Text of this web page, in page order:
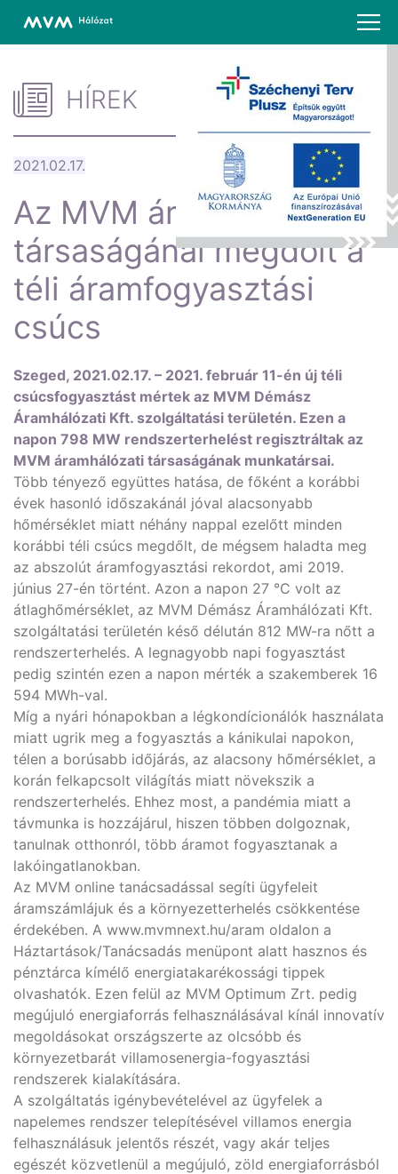
HÍREK
2021.02.17.
Az MVM áramhálózati
társaságánál megdőlt a
téli áramfogyasztási
csúcs
Szeged, 2021.02.17. – 2021. február 11-én új téli
csúcsfogyasztást mértek az MVM Démász
Áramhálózati Kft. szolgáltatási területén. Ezen a
napon 798 MW rendszerterhelést regisztráltak az
MVM áramhálózati társaságának munkatársai.
Több tényező együttes hatása, de főként a korábbi
évek hasonló időszakánál jóval alacsonyabb
hőmérséklet miatt néhány nappal ezelőtt minden
korábbi téli csúcs megdőlt, de mégsem haladta meg
az abszolút áramfogyasztási rekordot, ami 2019.
június 27-én történt. Azon a napon 27 °C volt az
átlaghőmérséklet, az MVM Démász Áramhálózati Kft.
szolgáltatási területén késő délután 812 MW-ra nőtt a
rendszerterhelés. A legnagyobb napi fogyasztást
pedig szintén ezen a napon mérték a szakemberek 16
594 MWh-val.
Míg a nyári hónapokban a légkondícionálók használata
miatt ugrik meg a fogyasztás a kánikulai napokon,
télen a borúsabb időjárás, az alacsony hőmérséklet, a
korán felkapcsolt világítás miatt növekszik a
rendszerterhelés. Ehhez most, a pandémia miatt a
távmunka is hozzájárul, hiszen többen dolgoznak,
tanulnak otthonról, több áramot fogyasztanak a
lakóingatlanokban.
Az MVM online tanácsadással segíti ügyfeleit
áramszámlájuk és a környezetterhelés csökkentése
érdekében. A www.mvmnext.hu/aram oldalon a
Háztartások/Tanácsadás menüpont alatt hasznos és
pénztárca kímélő energiatakarékossági tippek
olvashatók. Ezen felül az MVM Optimum Zrt. pedig
megújuló energiaforrás felhasználásával kínál innovatív
megoldásokat országszerte az olcsóbb és
környezetbarát villamosenergia-fogyasztási
rendszerek kialakítására.
A szolgáltatás igénybevételével az ügyfelek a
napelemes rendszer telepítésével villamos energia
felhasználásuk jelentős részét, vagy akár teljes
egészét közvetlenül a megújuló, zöld energiaforrásból